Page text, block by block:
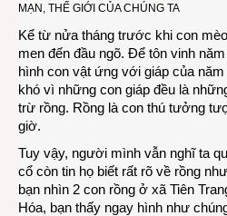
MẠN , THẾ GIỚI CỦA CHÚNG TA
Kể từ nửa tháng trước khi con
men đến đầu ngõ. Để tôn vinh
hình con vật ứng với giáp của
khó vì những con giáp đều là
trừ rồng. Rồng là con thú tưởng
giờ.
Tuy vậy, người mình vẫn nghĩ ta
cổ còn tin họ biết rất rõ về rồng
bạn nhìn 2 con rồng ở xã Tiên
Hóa, bạn thấy ngay hình như